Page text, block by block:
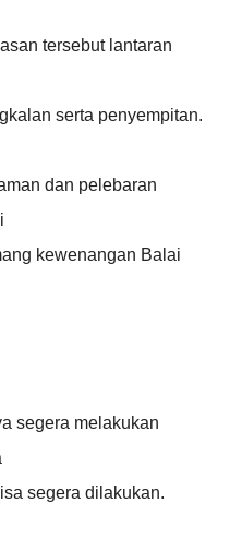
tersebut lantaran
serta penyempitan.
dan pelebaran
kewenangan Balai
segera melakukan
segera dilakukan.